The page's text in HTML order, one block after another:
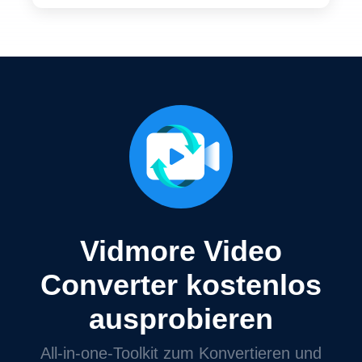
Vidmore Video
Converter kostenlos
ausprobieren
All-in-one-Toolkit zum Konvertieren und